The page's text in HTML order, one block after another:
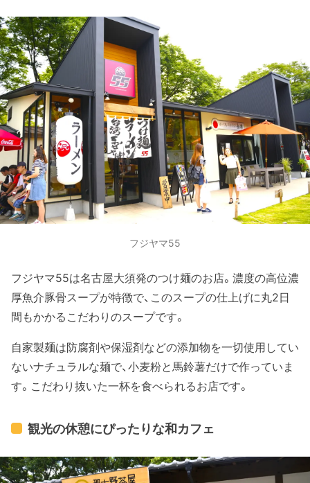
フジヤマ55
フジヤマ55は名古屋大須発のつけ麺のお店。濃度の高位濃
厚魚介豚骨スープが特徴で、このスープの仕上げに丸2日
間もかかるこだわりのスープです。
自家製麺は防腐剤や保湿剤などの添加物を一切使用してい
ないナチュラルな麺で、小麦粉と馬鈴薯だけで作っていま
す。こだわり抜いた一杯を食べられるお店です。
観光の休憩にぴったりな和カフェ